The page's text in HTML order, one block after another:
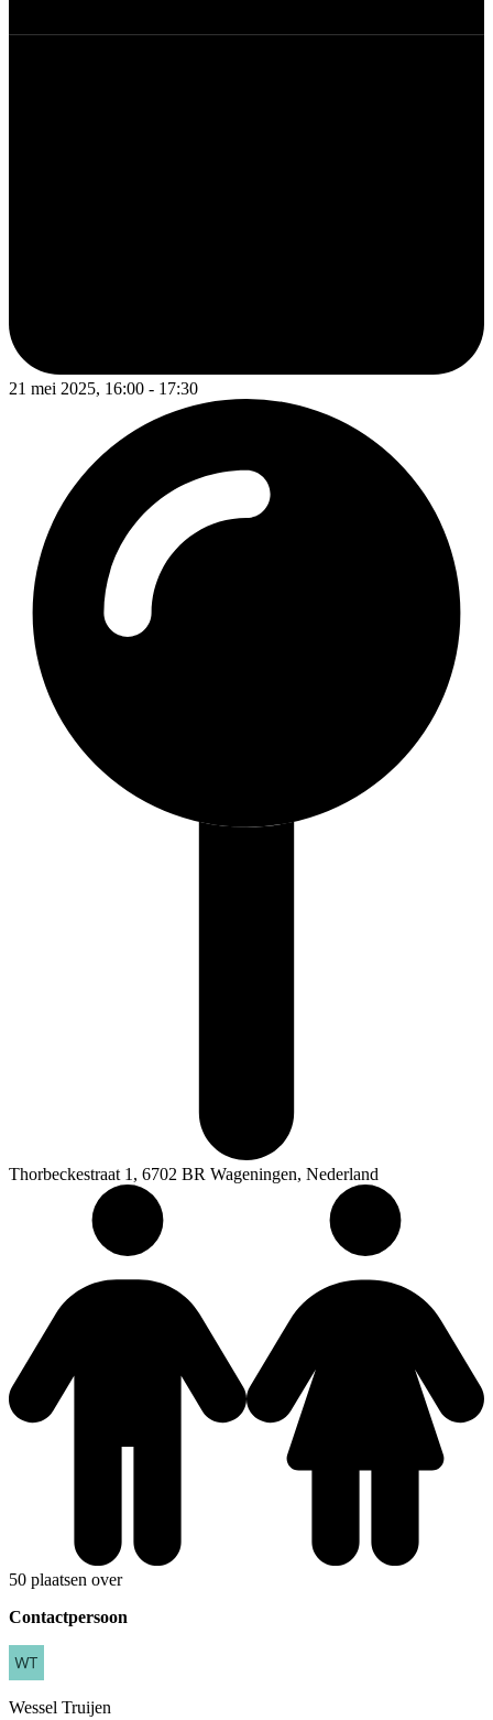
21 mei 2025, 16:00 - 17:30
Thorbeckestraat 1, 6702 BR Wageningen, Nederland
50 plaatsen over
Contactpersoon
Wessel Truijen